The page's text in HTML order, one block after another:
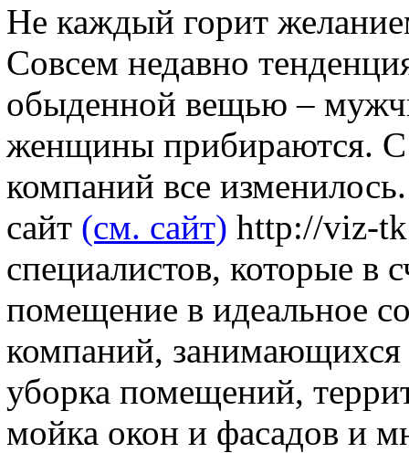
Не каждый горит
Совсем недавно
обыденной вещью –
женщины прибираются. С
компаний все
сайт (см. сайт) http://viz-
специалистов, которые в
помещение в идеальное
компаний, занимающихся
уборка помещений,
мойка окон и фасадов и